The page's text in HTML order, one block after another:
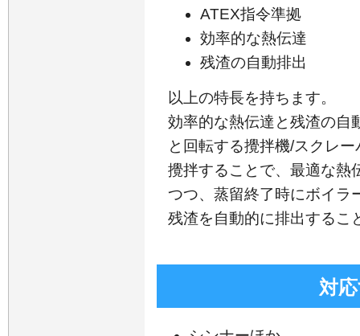
ATEX指令準拠
効率的な熱伝達
残渣の自動排出
以上の特長を持ちます。
効率的な熱伝達と残渣の自
と回転する攪拌機/スクレ
攪拌することで、最適な熱
つつ、蒸留終了時にボイラ
残渣を自動的に排出するこ
対